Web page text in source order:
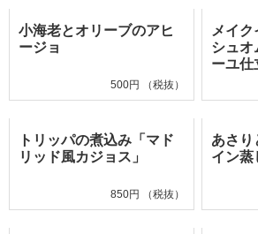
小海老とオリーブのアヒ
ージョ
500円 （税抜）
メイ
シュ
ーユ仕
トリッパの煮込み「マド
リッド風カジョス」
850円 （税抜）
あさり
イン蒸